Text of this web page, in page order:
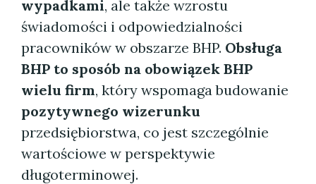
wypadkami, ale także wzrostu
świadomości i odpowiedzialności
pracowników w obszarze BHP. Obsługa
BHP to sposób na obowiązek BHP
wielu firm, który wspomaga budowanie
pozytywnego wizerunku
przedsiębiorstwa, co jest szczególnie
wartościowe w perspektywie
długoterminowej.